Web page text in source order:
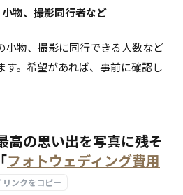
物、撮影同行者など
小物、撮影に同行できる人数など
す。希望があれば、事前に確認し
高の思い出を写真に残そ
フォトウェディング費用
リンクをコピー